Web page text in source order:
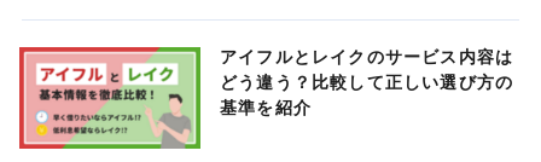
アイフルとレイクのサービス内容は
どう違う？比較して正しい選び方の
基準を紹介